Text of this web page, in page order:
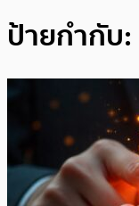
ป้ายกำกับ: